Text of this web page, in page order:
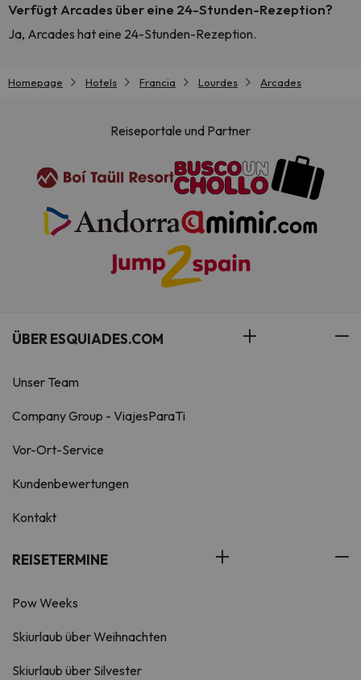
Verfügt Arcades über eine 24-Stunden-Rezeption?
Ja, Arcades hat eine 24-Stunden-Rezeption.
Homepage Hotels Francia Lourdes Arcades
Reiseportale und Partner
ÜBER ESQUIADES.COM
Unser Team
Company Group - ViajesParaTi
Vor-Ort-Service
Kundenbewertungen
Kontakt
REISETERMINE
Pow Weeks
Skiurlaub über Weihnachten
Skiurlaub über Silvester